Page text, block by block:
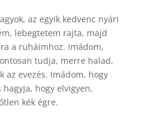
az egyik kedvenc nyári
lebegtetem rajta, majd
a ruháimhoz. Imádom,
tudja, merre halad,
az evezés. Imádom, hogy
hogy elvigyen,
kék égre.